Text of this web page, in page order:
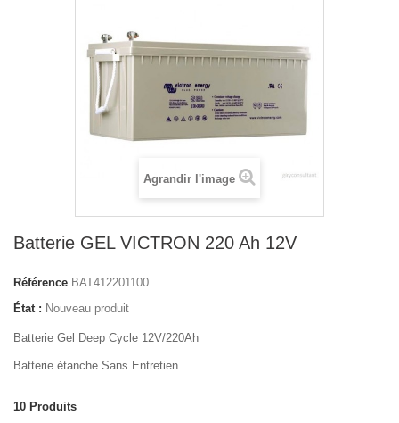
Agrandir l'image
Batterie GEL VICTRON 220 Ah 12V
Référence BAT412201100
État : Nouveau produit
Batterie Gel Deep Cycle 12V/220Ah
Batterie étanche Sans Entretien
10 Produits